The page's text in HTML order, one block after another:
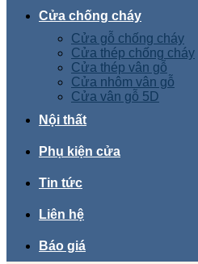
Cửa chống cháy
Cửa gỗ chống cháy
Cửa thép chống cháy
Cửa thép vân gỗ
Cửa nhôm vân gỗ
Cửa vân gỗ 5D
Nội thất
Phụ kiện cửa
Tin tức
Liên hệ
Báo giá